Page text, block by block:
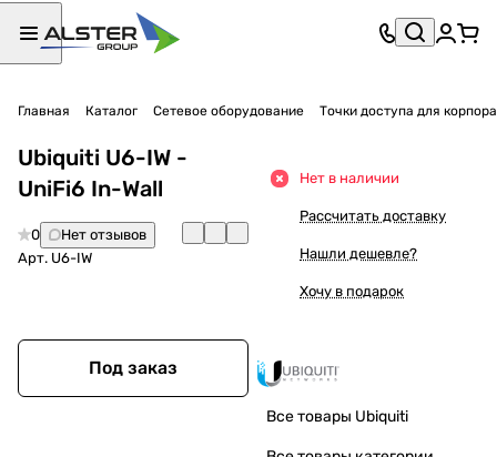
Главная Каталог Сетевое оборудование Точки доступа для
Ubiquiti U6-IW -
UniFi6 In-Wall
0
Нет отзывов
Арт. U6-IW
Под заказ
Нет в наличии
Рассчитать доставку
Нашли дешевле?
Хочу в подарок
Все товары Ubiquiti